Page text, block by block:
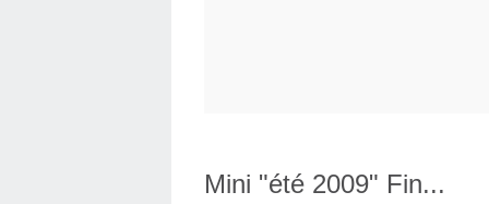
Mini "été 2009" Fin...